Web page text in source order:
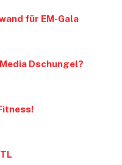
für EM-Gala
Dschungel?